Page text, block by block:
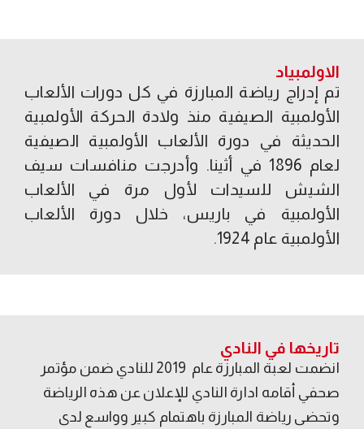
الاولمبياد
تم إدراج رياضة المبارزة في كل دورات الألعاب
الأولمبية الصيفية منذ ولادة الحركة الأولمبية
الحديثة في دورة الألعاب الأولمبية الصيفية
لعام 1896 في أثينا. وأدرجت منافسات سيف
الشيش للسيدات لأول مرة في الألعاب
الأولمبية في باريس، خلال دورة الألعاب
الأولمبية عام 1924.​
تاريخها في النادي
انضمت لعبة المبارزة عام ​ 2019 للنادي ضمن مؤتمر
صحفي أقامه ادارة النادي للإعلان عن هذه الرياضة
وتحضى رياضة المبارزة باهتمام كبير وواسع لدى